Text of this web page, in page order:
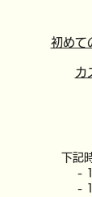
初めて
カ
下記
-
-